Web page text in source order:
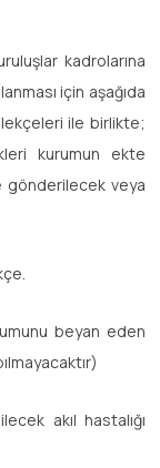
kadrolarına
için aşağıda
ile birlikte;
kurumun ekte
gönderilecek veya
beyan eden
akıl hastalığı